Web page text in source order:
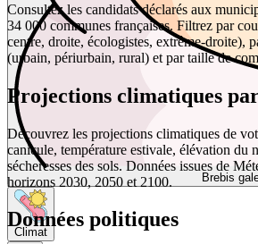
Brebis
Climat
Consultez les candidats déclarés aux
34 000 communes françaises. Filtrez par
centre, droite, écologistes, extrême-droite),
(urbain, périurbain, rural) et par taille de
Projections climatiques
Découvrez les projections climatiques de
canicule, température estivale, élévation du
sécheresses des sols. Données issues de
horizons 2030, 2050 et 2100.
Données politiques